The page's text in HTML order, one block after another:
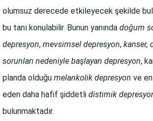
olumsuz derecede etkileyecek şekilde
bu tanı konulabilir. Bunun yanında doğum
depresyon, mevsimsel depresyon, kanser,
sorunları nedeniyle başlayan depresyon,
planda olduğu melankolik depresyon ve
eden daha hafif şiddetli distimik
bulunmaktadır.